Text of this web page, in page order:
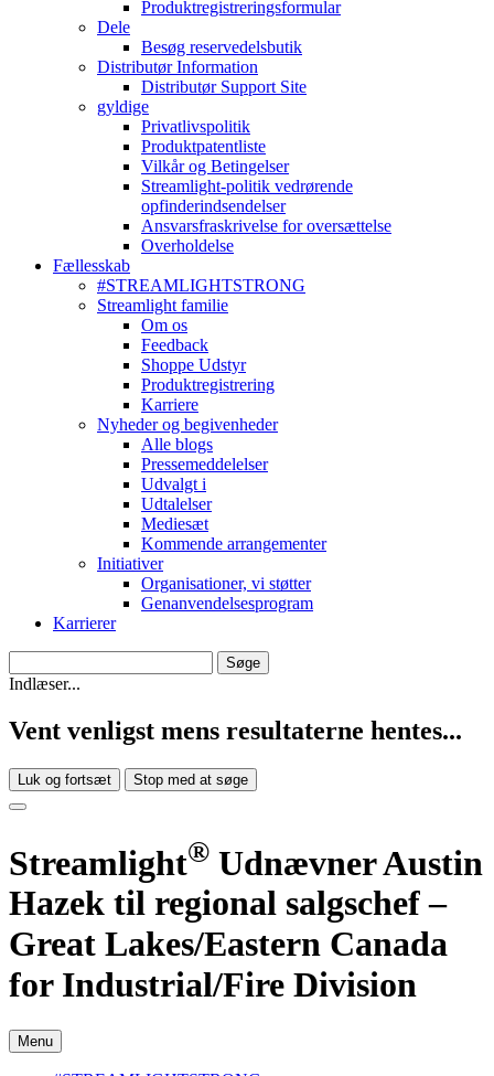
Produktregistreringsformular
Dele
Besøg reservedelsbutik
Distributør Information
Distributør Support Site
gyldige
Privatlivspolitik
Produktpatentliste
Vilkår og Betingelser
Streamlight-politik vedrørende
opfinderindsendelser
Ansvarsfraskrivelse for oversættelse
Overholdelse
Fællesskab
#STREAMLIGHTSTRONG
Streamlight familie
Om os
Feedback
Shoppe Udstyr
Produktregistrering
Karriere
Nyheder og begivenheder
Alle blogs
Pressemeddelelser
Udvalgt i
Udtalelser
Mediesæt
Kommende arrangementer
Initiativer
Organisationer, vi støtter
Genanvendelsesprogram
Karrierer
Indlæser...
Vent venligst mens resultaterne hentes...
Luk og fortsæt Stop med at søge
Streamlight® Udnævner Austin
Hazek til regional salgschef –
Great Lakes/Eastern Canada
for Industrial/Fire Division
Menu